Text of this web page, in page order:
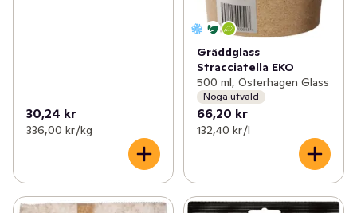
30,24 kr
336,00 kr /kg
Gräddglass
Stracciatella EKO
500 ml, Österhagen Glass
Noga utvald
66,20 kr
132,40 kr /l